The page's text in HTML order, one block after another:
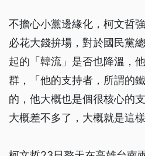
不擔心小黨邊緣化，柯文哲
必花大錢拚場，對於國民黨
起的「韓流」是否也降溫，
群，「他的支持者，所謂的
的，他大概也是個很核心的
大概差不多了，大概就是這樣